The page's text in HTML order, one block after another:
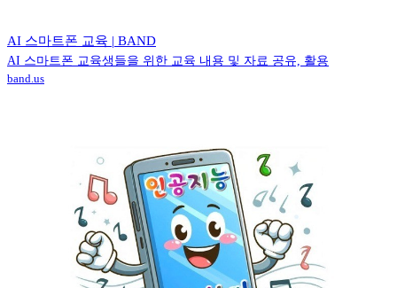
AI 스마트폰 교육 | BAND
AI 스마트폰 교육생들을 위한 교육 내용 및 자료 공유, 활용
band.us